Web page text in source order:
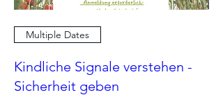
Multiple Dates
Kindliche Signale verstehen -
Sicherheit geben